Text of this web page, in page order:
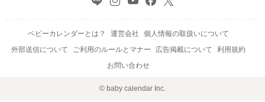
ベビーカレンダーとは？ 運営会社 個人情報の取扱いについて
外部送信について ご利用のルールとマナー 広告掲載について 利用規約
お問い合わせ
© baby calendar Inc.